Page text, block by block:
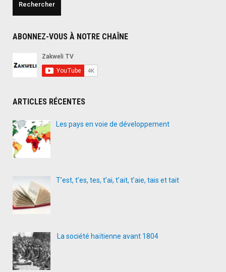
ABONNEZ-VOUS À NOTRE CHAÎNE
ARTICLES RÉCENTES
Les pays en voie de développement
T’est, t’es, tes, t’ai, t’ait, t’aie, tais et tait
La société haïtienne avant 1804